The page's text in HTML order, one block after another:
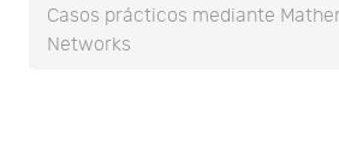
Casos prácticos mediante
Networks